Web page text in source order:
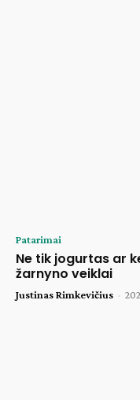
Patarimai
Ne tik jogurtas ar
žarnyno veiklai
Justinas Rimkevičius -